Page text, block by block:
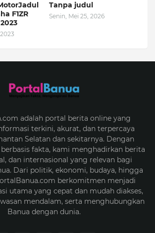
F1ZR
Tanpa judul
Senin, Mei 25, 2026
adalah portal berita online yang
terkini, akurat, dan terpercaya
Selatan dan sekitarnya. Dengan
fakta, kami menghadirkan berita
dan internasional yang relevan bagi
Dari politik, ekonomi, budaya, hingga
berkomitmen menjadi
utama yang cepat dan mudah diakses,
mendalam, serta menghubungkan
Banua dengan dunia.